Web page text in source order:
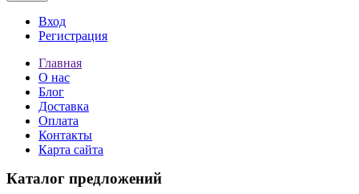
Вход
Регистрация
Главная
О нас
Блог
Доставка
Оплата
Контакты
Карта сайта
Каталог предложений